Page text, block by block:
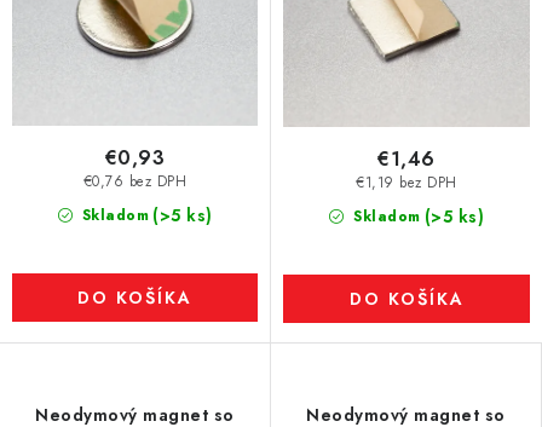
Skladom (>5 ks)
€0,76 bez DPH
€0,93
DO KOŠÍKA
Skladom (>5 ks)
€1,19 bez DPH
€1,46
DO KOŠÍKA
Neodymový magnet so
Neodymový magnet so